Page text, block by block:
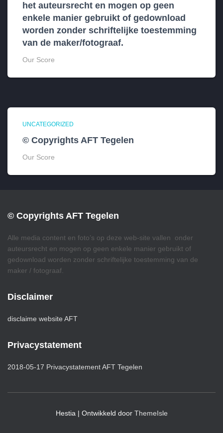
het auteursrecht en mogen op geen
enkele manier gebruikt of gedownload
worden zonder schriftelijke toestemming
van de maker/fotograaf.
Our Score
UNCATEGORIZED
© Copyrights AFT Tegelen
Our Score
© Copyrights AFT Tegelen
Alle media content en foto’s op deze web-site vallen onder
auteursrecht en mogen op geen enkele manier gebruikt of
gedownload worden zonder schriftelijke toestemming van de
maker / fotograaf.
Disclaimer
disclaime website AFT
Privacystatement
2018-05-17 Privacystatement AFT Tegelen
Hestia | Ontwikkeld door ThemeIsle